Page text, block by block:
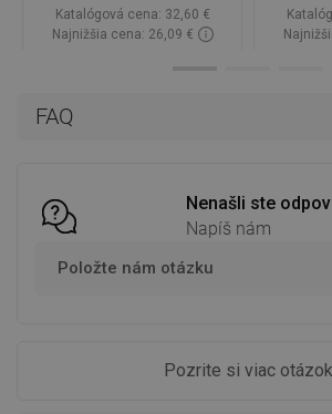
FAQ
Nenašli ste
Napíš nám
Položte nám otázku
Pozrite si viac otázok
Katalógová cena: 32,60 €
Najnižšia cena: 26,09 €